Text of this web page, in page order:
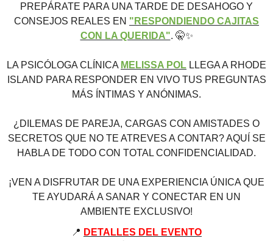
PREPÁRATE PARA UNA TARDE DE DESAHOGO Y
CONSEJOS REALES EN "RESPONDIENDO CAJITAS
CON LA QUERIDA". 🤫✨
LA PSICÓLOGA CLÍNICA MELISSA POL LLEGA A RHODE
ISLAND PARA RESPONDER EN VIVO TUS PREGUNTAS
MÁS ÍNTIMAS Y ANÓNIMAS.
¿DILEMAS DE PAREJA, CARGAS CON AMISTADES O
SECRETOS QUE NO TE ATREVES A CONTAR? AQUÍ SE
HABLA DE TODO CON TOTAL CONFIDENCIALIDAD.
¡VEN A DISFRUTAR DE UNA EXPERIENCIA ÚNICA QUE
TE AYUDARÁ A SANAR Y CONECTAR EN UN
AMBIENTE EXCLUSIVO!
📍 DETALLES DEL EVENTO